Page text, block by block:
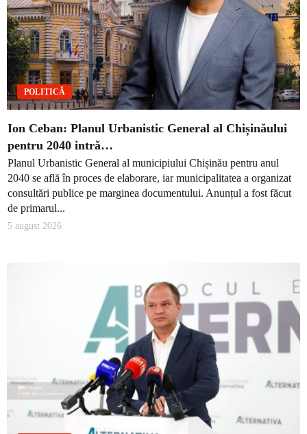
POLITICĂ
Ion Ceban: Planul Urbanistic General al Chișinăului
pentru 2040 intră…
Planul Urbanistic General al municipiului Chișinău pentru anul
2040 se află în proces de elaborare, iar municipalitatea a organizat
consultări publice pe marginea documentului. Anunțul a fost făcut
de primarul...
5 august 2026